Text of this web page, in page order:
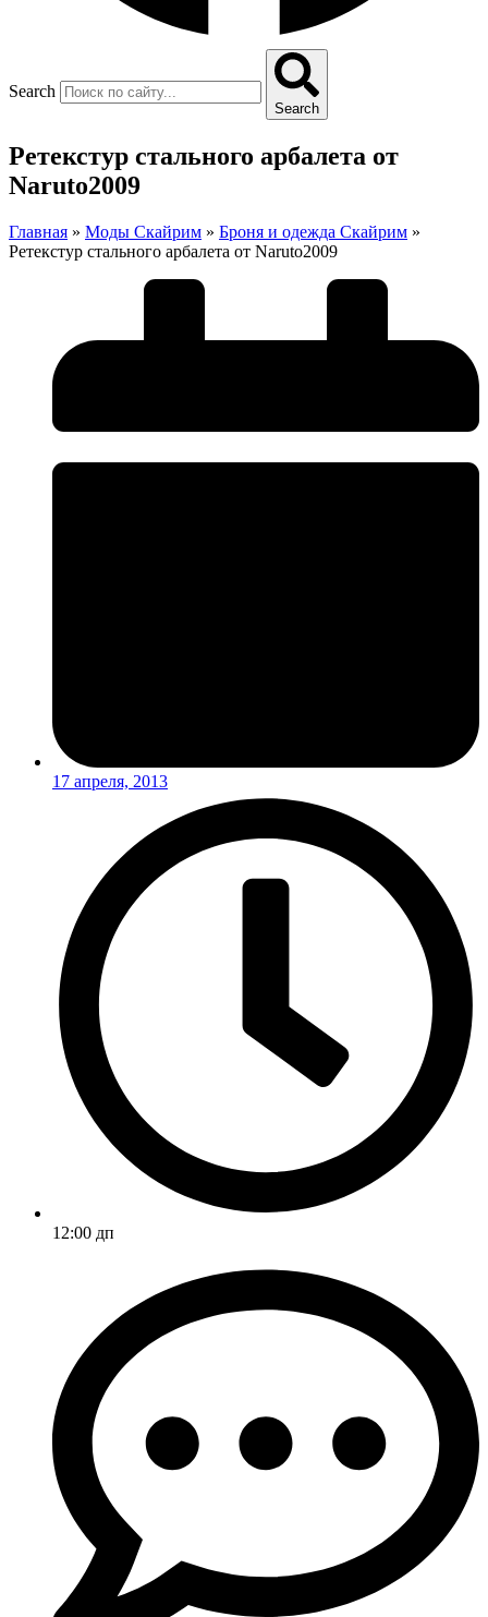
Search
Search
Ретекстур стального арбалета от
Naruto2009
Главная » Моды Скайрим » Броня и одежда Скайрим »
Ретекстур стального арбалета от Naruto2009
17 апреля, 2013
12:00 дп